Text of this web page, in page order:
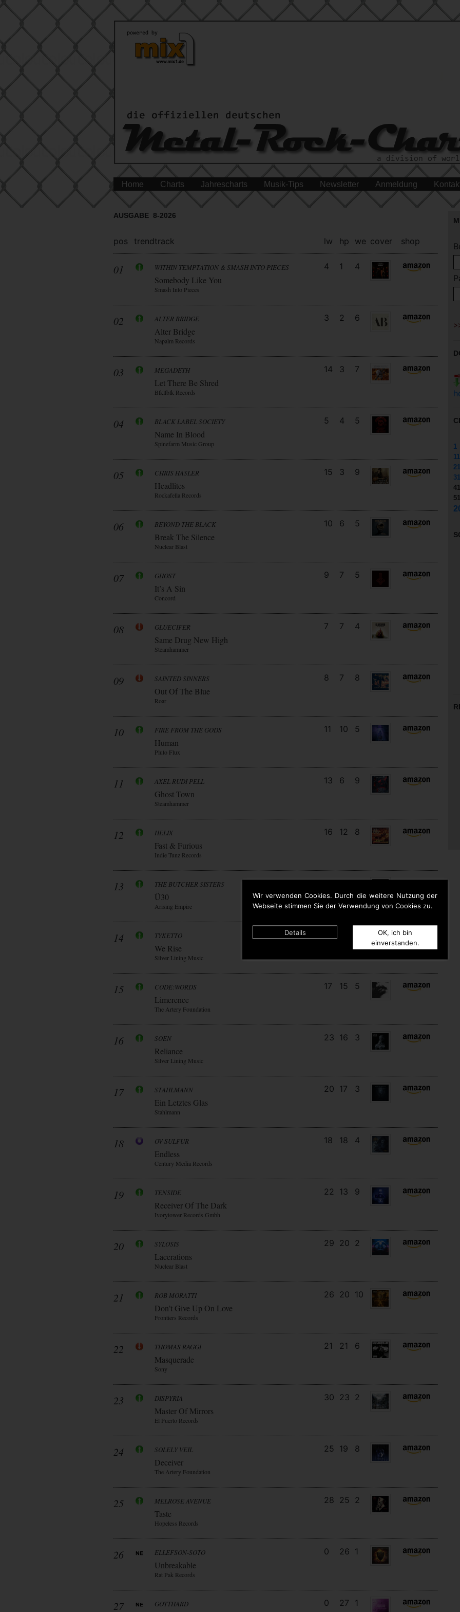
Wir verwenden Cookies. Durch die weitere Nutzung der
Webseite stimmen Sie der Verwendung von Cookies zu.
Details
OK, ich bin
einverstanden.
Home Charts Jahrescharts Musik-Tips Newsletter Anmeldung
AUSGABE 8-2026
pos trendtrack lw hp we cover shop
01 WITHIN TEMPTATION & SMASH INTO PIECES
Somebody Like You
Smash Into Pieces
4 1 4
02 ALTER BRIDGE
Alter Bridge
Napalm Records
3 2 6
03 MEGADETH
Let There Be Shred
Blkllblk Records
14 3 7
04 BLACK LABEL SOCIETY
Name In Blood
Spinefarm Music Group
5 4 5
05 CHRIS HASLER
Headlites
Rockafella Records
15 3 9
06 BEYOND THE BLACK
Break The Silence
Nuclear Blast
10 6 5
07 GHOST
It’s A Sin
Concord
9 7 5
08 GLUECIFER
Same Drug New High
Steamhammer
7 7 4
09 SAINTED SINNERS
Out Of The Blue
Roar
8 7 8
10 FIRE FROM THE GODS
Human
Pluto Flux
11 10 5
11 AXEL RUDI PELL
Ghost Town
Steamhammer
13 6 9
12 HELIX
Fast & Furious
Indie Tunz Records
16 12 8
13 THE BUTCHER SISTERS
Ü30
Arising Empire
19 13 5
14 TYKETTO
We Rise
Silver Lining Music
15 CODE:WORDS
Limerence
The Artery Foundation
17 15 5
16 SOEN
Reliance
Silver Lining Music
23 16 3
17 STAHLMANN
Ein Letztes Glas
Stahlmann
20 17 3
18 OV SULFUR
Endless
Century Media Records
18 18 4
19 TENSIDE
Receiver Of The Dark
Ivorytower Records Gmbh
22 13 9
20 SYLOSIS
Lacerations
Nuclear Blast
29 20 2
21 ROB MORATTI
Don’t Give Up On Love
Frontiers Records
26 20 10
22 THOMAS RAGGI
Masquerade
Sony
21 21 6
23 DISPYRIA
Master Of Mirrors
El Puerto Records
30 23 2
24 SOLELY VEIL
Deceiver
The Artery Foundation
25 19 8
25 MELROSE AVENUE
Taste
Hopeless Records
28 25 2
26 ELLEFSON-SOTO
Unbreakable
Rat Pak Records
0 26 1
27 GOTTHARD 0 27 1
1
11
21
31
41
51